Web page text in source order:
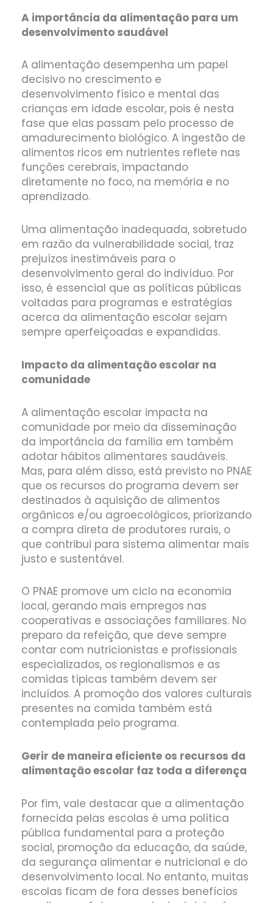
A importância da alimentação para um
desenvolvimento saudável
A alimentação desempenha um papel
decisivo no crescimento e
desenvolvimento físico e mental das
crianças em idade escolar, pois é nesta
fase que elas passam pelo processo de
amadurecimento biológico. A ingestão de
alimentos ricos em nutrientes reflete nas
funções cerebrais, impactando
diretamente no foco, na memória e no
aprendizado.
Uma alimentação inadequada, sobretudo
em razão da vulnerabilidade social, traz
prejuízos inestimáveis para o
desenvolvimento geral do indivíduo. Por
isso, é essencial que as políticas públicas
voltadas para programas e estratégias
acerca da alimentação escolar sejam
sempre aperfeiçoadas e expandidas.
Impacto da alimentação escolar na
comunidade
A alimentação escolar impacta na
comunidade por meio da disseminação
da importância da família em também
adotar hábitos alimentares saudáveis.
Mas, para além disso, está previsto no PNAE
que os recursos do programa devem ser
destinados à aquisição de alimentos
orgânicos e/ou agroecológicos, priorizando
a compra direta de produtores rurais, o
que contribui para sistema alimentar mais
justo e sustentável.
O PNAE promove um ciclo na economia
local, gerando mais empregos nas
cooperativas e associações familiares. No
preparo da refeição, que deve sempre
contar com nutricionistas e profissionais
especializados, os regionalismos e as
comidas típicas também devem ser
incluídos. A promoção dos valores culturais
presentes na comida também está
contemplada pelo programa.
Gerir de maneira eficiente os recursos da
alimentação escolar faz toda a diferença
Por fim, vale destacar que a alimentação
fornecida pelas escolas é uma política
pública fundamental para a proteção
social, promoção da educação, da saúde,
da segurança alimentar e nutricional e do
desenvolvimento local. No entanto, muitas
escolas ficam de fora desses benefícios